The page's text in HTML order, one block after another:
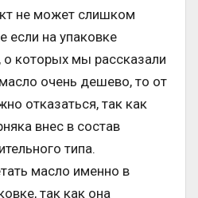
не может слишком
если на упаковке
которых мы рассказали
очень дешево, то от
отказаться, так как
внес в состав
типа.
масло именно в
так как она